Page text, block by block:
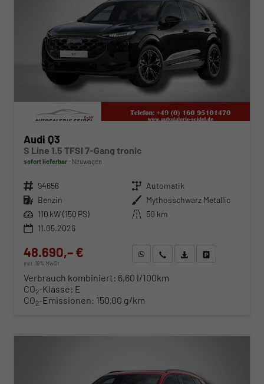
Audi Q3
S Line 1.5 TFSI 7-Gang tronic
sofort lieferbar Neuwagen
Fahrzeugnr. 94656 Getriebe Automatik
Kraftstoff Benzin Außenfarbe Mythosschwarz Metallic
Leistung 110 kW (150 PS) Kilometerstand 50 km
11.05.2026
48.690,– €
incl. 19% MwSt.
WhatsApp anfragen
Wir rufen Sie anFahrzeugexposé (PDF)
Verbrauch kombiniert: 6,60 l/100km
CO2-Klasse: E
CO2-Emissionen: 150,00 g/km